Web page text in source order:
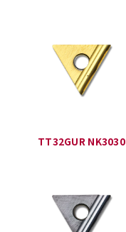
TT32GUR NK3030